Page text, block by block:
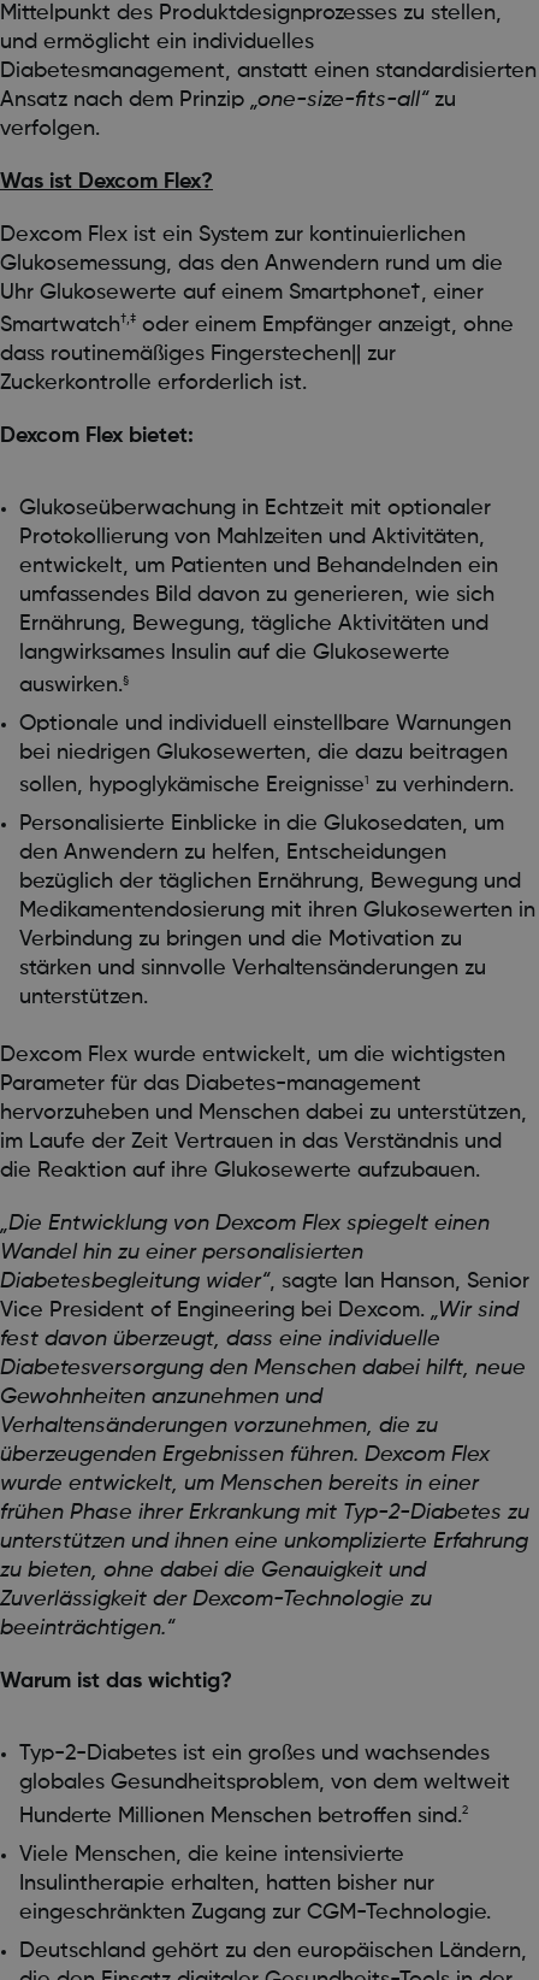
Mittelpunkt des Produktdesignprozesses zu stellen,
und ermöglicht ein individuelles
Diabetesmanagement, anstatt einen standardisierten
Ansatz nach dem Prinzip „one-size-fits-all“ zu
verfolgen.
Was ist Dexcom Flex?
Dexcom Flex ist ein System zur kontinuierlichen
Glukosemessung, das den Anwendern rund um die
Uhr Glukosewerte auf einem Smartphone†, einer
Smartwatch†,‡ oder einem Empfänger anzeigt, ohne
dass routinemäßiges Fingerstechen|| zur
Zuckerkontrolle erforderlich ist.
Dexcom Flex bietet:
Glukoseüberwachung in Echtzeit mit optionaler
Protokollierung von Mahlzeiten und Aktivitäten,
entwickelt, um Patienten und Behandelnden ein
umfassendes Bild davon zu generieren, wie sich
Ernährung, Bewegung, tägliche Aktivitäten und
langwirksames Insulin auf die Glukosewerte
auswirken.§
Optionale und individuell einstellbare Warnungen
bei niedrigen Glukosewerten, die dazu beitragen
sollen, hypoglykämische Ereignisse1
zu verhindern.
Personalisierte Einblicke in die Glukosedaten, um
den Anwendern zu helfen, Entscheidungen
bezüglich der täglichen Ernährung, Bewegung und
Medikamentendosierung mit ihren Glukosewerten in
Verbindung zu bringen und die Motivation zu
stärken und sinnvolle Verhaltensänderungen zu
unterstützen.
Dexcom Flex wurde entwickelt, um die wichtigsten
Parameter für das Diabetes-management
hervorzuheben und Menschen dabei zu unterstützen,
im Laufe der Zeit Vertrauen in das Verständnis und
die Reaktion auf ihre Glukosewerte aufzubauen.
„Die Entwicklung von Dexcom Flex spiegelt einen
Wandel hin zu einer personalisierten
Diabetesbegleitung wider“, sagte Ian Hanson, Senior
Vice President of Engineering bei Dexcom. „Wir sind
fest davon überzeugt, dass eine individuelle
Diabetesversorgung den Menschen dabei hilft, neue
Gewohnheiten anzunehmen und
Verhaltensänderungen vorzunehmen, die zu
überzeugenden Ergebnissen führen. Dexcom Flex
wurde entwickelt, um Menschen bereits in einer
frühen Phase ihrer Erkrankung mit Typ-2-Diabetes zu
unterstützen und ihnen eine unkomplizierte Erfahrung
zu bieten, ohne dabei die Genauigkeit und
Zuverlässigkeit der Dexcom-Technologie zu
beeinträchtigen.“
Warum ist das wichtig?
Typ-2-Diabetes ist ein großes und wachsendes
globales Gesundheitsproblem, von dem weltweit
Hunderte Millionen Menschen betroffen sind.2
Viele Menschen, die keine intensivierte
Insulintherapie erhalten, hatten bisher nur
eingeschränkten Zugang zur CGM-Technologie.
Deutschland gehört zu den europäischen Ländern,